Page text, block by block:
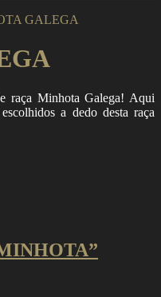
GALEGA
raça Minhota Galega! Aqui
a dedo desta raça